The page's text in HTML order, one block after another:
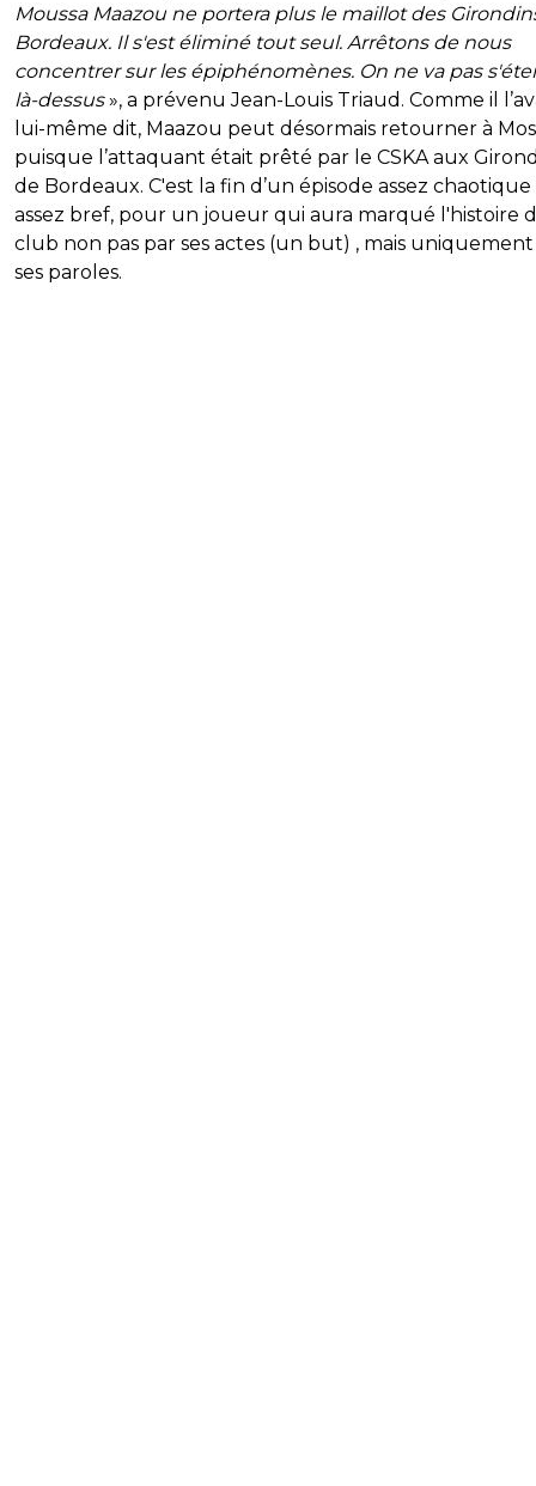
Moussa Maazou ne portera plus le maillot des
Bordeaux. Il s'est éliminé tout seul. Arrêtons de nous
concentrer sur les épiphénomènes. On ne va pas
là-dessus», a prévenu Jean-Louis Triaud. Comme il
lui-même dit, Maazou peut désormais retourner à
puisque l’attaquant était prêté par le CSKA aux
de Bordeaux. C'est la fin d’un épisode assez
assez bref, pour un joueur qui aura marqué l'histoire
club non pas par ses actes (un but) , mais
ses paroles.